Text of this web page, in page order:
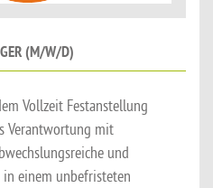
(M/W/D)
Vollzeit Festanstellung
Verantwortung mit
und
einem unbefristeten